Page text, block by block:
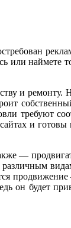
наймете
и
требуют
и готовы
—
он будет